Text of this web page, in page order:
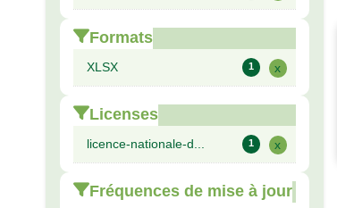
Formats
XLSX 1 x
Licenses
licence-nationale-d... 1 x
Fréquences de mise à jour